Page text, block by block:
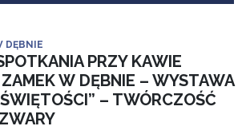
DĘBNIE
PRZY KAWIE
W DĘBNIE – WYSTAWA
– TWÓRCZOŚĆ